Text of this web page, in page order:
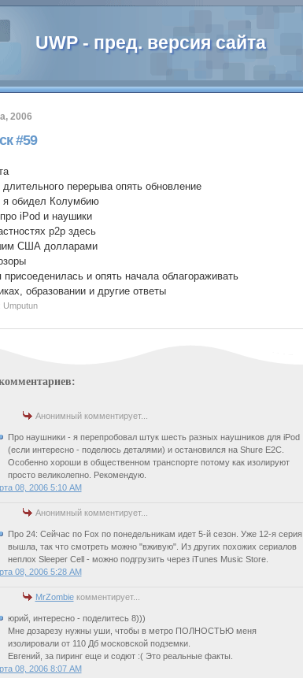
UWP - пред. версия сайта
2006
#59
перерыва опять обновление
я обидел Колумбию
iPod и наушики
p2p здесь
США долларами
присоеденилась и опять начала облагораживать
образовании и другие ответы
Umputun
Анонимный комментирует...
Про наушники - я перепробовал штук шесть разных наушников для iPod
(если интересно - поделюсь деталями) и остановился на Shure E2C.
Особенно хороши в общественном транспорте потому как изолируют
просто великолепно. Рекомендую.
08, 2006 5:10 AM
Анонимный комментирует...
Про 24: Сейчас по Fox по понедельникам идет 5-й сезон. Уже 12-я серия
вышла, так что смотреть можно "вживую". Из других похожих сериалов
неплох Sleeper Cell - можно подгрузить через iTunes Music Store.
08, 2006 5:28 AM
MrZombieкомментирует...
юрий, интересно - поделитесь 8)))
Мне дозарезу нужны уши, чтобы в метро ПОЛНОСТЬЮ меня
изолировали от 110 Дб московской подземки.
Евгений, за пиринг еще и содют :( Это реальные факты.
08, 2006 8:07 AM